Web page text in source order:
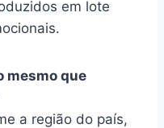
em lote
mesmo que
a região do país,